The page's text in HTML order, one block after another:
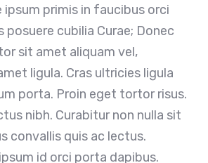
primis in faucibus orci
cubilia Curae; Donec
sit amet aliquam vel,
ligula. Cras ultricies ligula
porta. Proin eget tortor risus.
nibh. Curabitur non nulla sit
convallis quis ac lectus.
id orci porta dapibus.